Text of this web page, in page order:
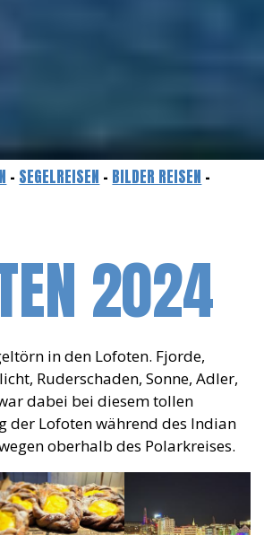
- SEGELREISEN - BILDER REISEN -
2024
in den Lofoten. Fjorde,
Ruderschaden, Sonne, Adler,
dabei bei diesem tollen
der Lofoten während des Indian
oberhalb des Polarkreises.